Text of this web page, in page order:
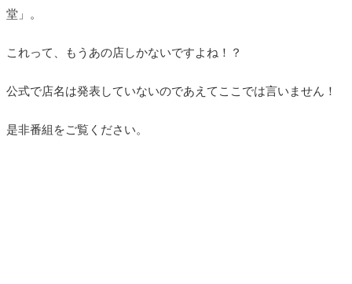
堂」。
これって、もうあの店しかないですよね！？
公式で店名は発表していないのであえてここでは言いません！
是非番組をご覧ください。